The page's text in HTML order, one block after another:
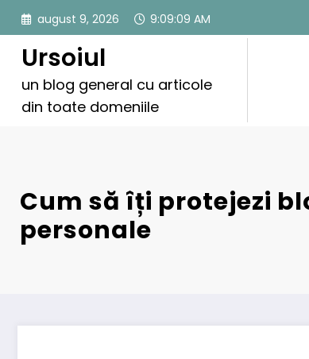
conținut
august 9, 2026 9:09:10 AM
Ursoiul
un blog general cu articole
din toate domeniile
Cum să îți protejezi
personale